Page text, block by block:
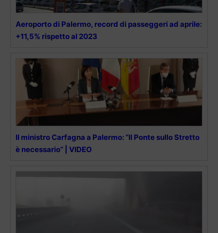
Aeroporto di Palermo, record di passeggeri ad aprile:
+11,5% rispetto al 2023
Il ministro Carfagna a Palermo: “Il Ponte sullo Stretto
è necessario” | VIDEO